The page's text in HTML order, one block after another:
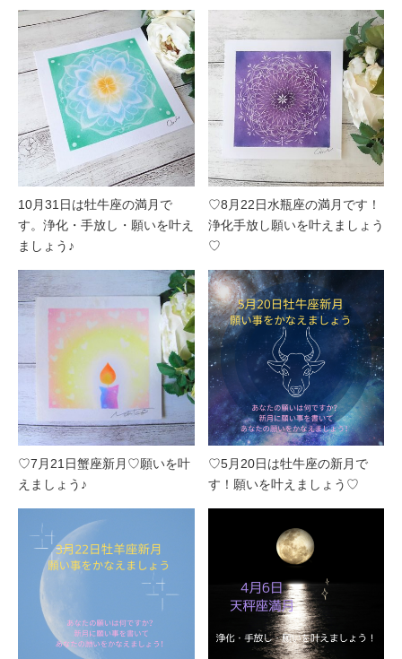
10月31日は牡牛座の満月で
す。浄化・手放し・願いを叶え
ましょう♪
♡8月22日水瓶座の満月です！
浄化手放し願いを叶えましょう
♡
♡7月21日蟹座新月♡願いを叶
えましょう♪
♡5月20日は牡牛座の新月で
す！願いを叶えましょう♡